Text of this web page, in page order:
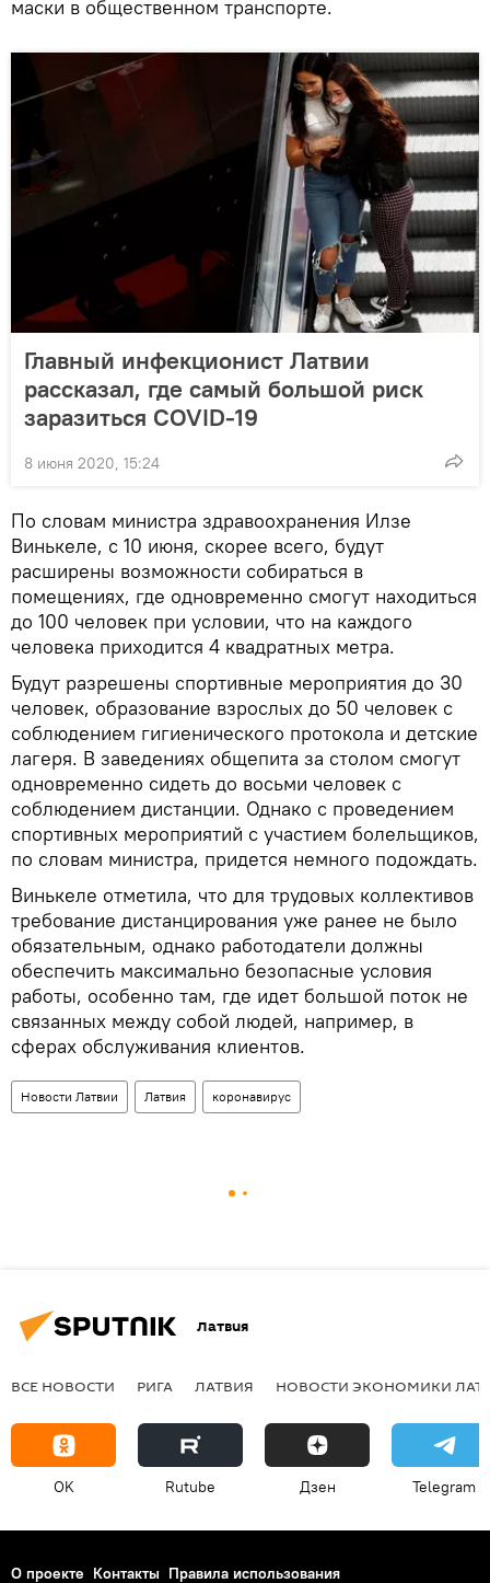
маски в общественном транспорте.
Главный инфекционист Латвии
рассказал, где самый большой риск
заразиться COVID-19
8 июня 2020, 15:24
По словам министра здравоохранения Илзе
Винькеле, с 10 июня, скорее всего, будут
расширены возможности собираться в
помещениях, где одновременно смогут находиться
до 100 человек при условии, что на каждого
человека приходится 4 квадратных метра.
Будут разрешены спортивные мероприятия до 30
человек, образование взрослых до 50 человек с
соблюдением гигиенического протокола и детские
лагеря. В заведениях общепита за столом смогут
одновременно сидеть до восьми человек с
соблюдением дистанции. Однако с проведением
спортивных мероприятий с участием болельщиков,
по словам министра, придется немного подождать.
Винькеле отметила, что для трудовых коллективов
требование дистанцирования уже ранее не было
обязательным, однако работодатели должны
обеспечить максимально безопасные условия
работы, особенно там, где идет большой поток не
связанных между собой людей, например, в
сферах обслуживания клиентов.
Новости Латвии Латвия коронавирус
Латвия
ВСЕ НОВОСТИ РИГА ЛАТВИЯ НОВОСТИ ЭКОНОМИКИ
OK Rutube Дзен Telegram
О проекте Контакты Правила использования